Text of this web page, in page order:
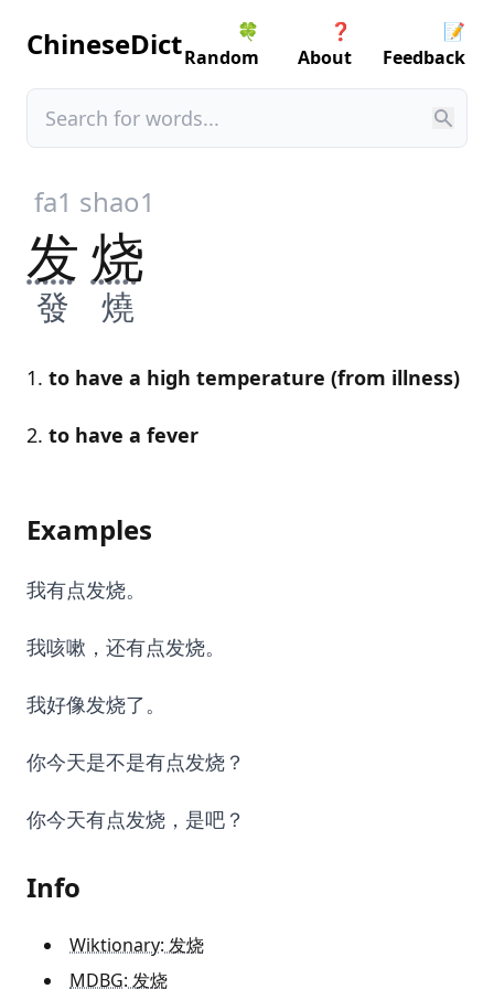
ChineseDict
🍀
Random
❓
About
📝
Feedback
发
fa1
發
烧
shao1
燒
to have a high temperature (from illness)
to have a fever
Examples
我有点发烧。
我咳嗽，还有点发烧。
我好像发烧了。
你今天是不是有点发烧？
你今天有点发烧，是吧？
Info
Wiktionary: 发烧
MDBG: 发烧